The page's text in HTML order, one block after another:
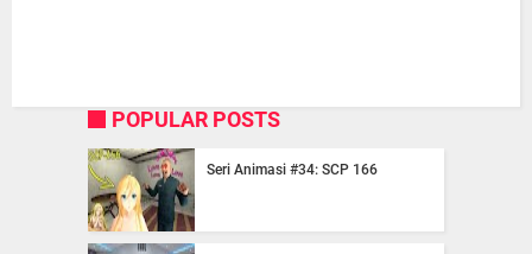
POPULAR POSTS
Seri Animasi #34: SCP 166